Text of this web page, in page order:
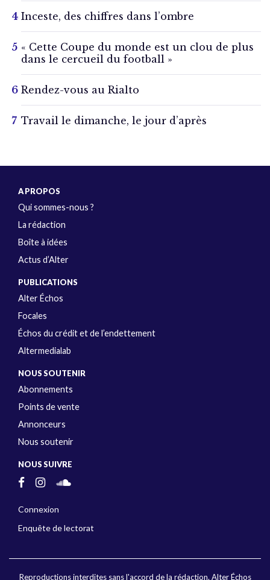
Inceste, des chiffres dans l’ombre
« Cette Coupe du monde est un clou de plus
dans le cercueil du football »
Rendez-vous au Rialto
Travail le dimanche, le jour d’après
A PROPOS
Qui sommes-nous ?
La rédaction
Boîte à idées
Actus d’Alter
PUBLICATIONS
Alter Échos
Focales
Échos du crédit et de l’endettement
Altermedialab
NOUS SOUTENIR
Abonnements
Points de vente
Annonceurs
Nous soutenir
NOUS SUIVRE
Connexion
Enquête de lectorat
Reproductions interdites sans l'accord de la rédaction. Alter Échos